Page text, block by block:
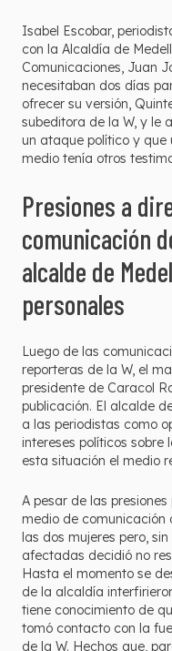
Isabel Escobar,
con la Alcaldía de
Comunicaciones, Juan
necesitaban dos días
ofrecer su versión,
subeditora de la W, y le
un ataque político y que
medio tenía otros
Presiones a
comunicación
alcalde de
personales
Luego de las
reporteras de la W, el
presidente de Caracol
publicación. El alcalde
a las periodistas como
intereses políticos sobre
esta situación el medio
A pesar de las
medio de comunicación
las dos mujeres pero,
afectadas decidió no
Hasta el momento se
de la alcaldía
tiene conocimiento de
tomó contacto con la
de la W. Hechos que,